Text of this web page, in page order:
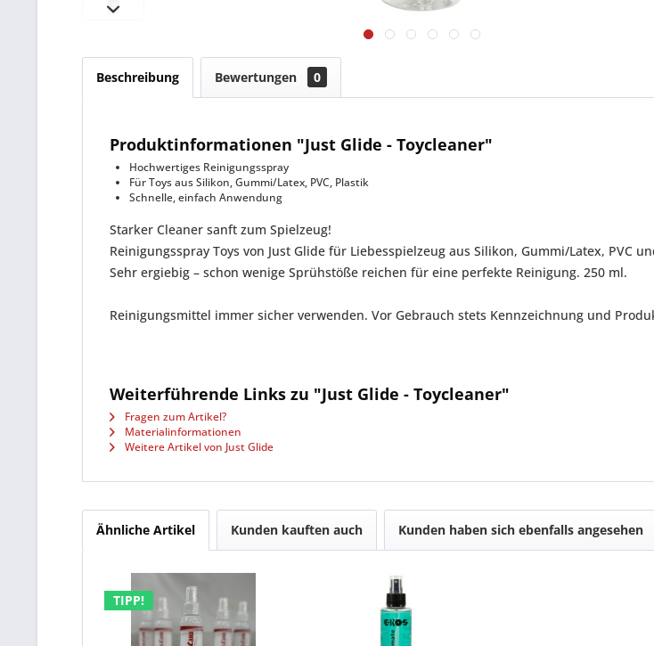
Beschreibung Bewertungen 0
Produktinformationen "Just Glide - Toycleaner"
Hochwertiges Reinigungsspray
Für Toys aus Silikon, Gummi/Latex, PVC, Plastik
Schnelle, einfach Anwendung
Starker Cleaner sanft zum Spielzeug!
Reinigungsspray Toys von Just Glide für Liebesspielzeug aus Silikon, Gummi/Latex,
Sehr ergiebig – schon wenige Sprühstöße reichen für eine perfekte Reinigung. 250 ml.
Reinigungsmittel immer sicher verwenden. Vor Gebrauch stets Kennzeichnung und
Weiterführende Links zu "Just Glide - Toycleaner"
Fragen zum Artikel?
Materialinformationen
Weitere Artikel von Just Glide
Ähnliche Artikel Kunden kauften auch Kunden haben sich ebenfalls angesehen
TIPP!